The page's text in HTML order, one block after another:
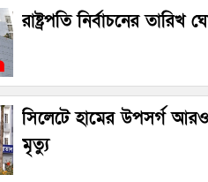
রাষ্ট্রপতি নির্বাচনের তারিখ
সিলেটে হামের উপসর্গ
মৃত্যু